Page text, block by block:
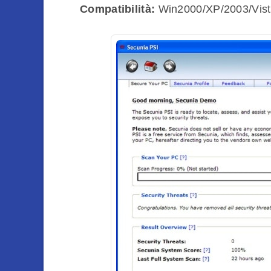
Compatibilità: Win2000/XP/2003/